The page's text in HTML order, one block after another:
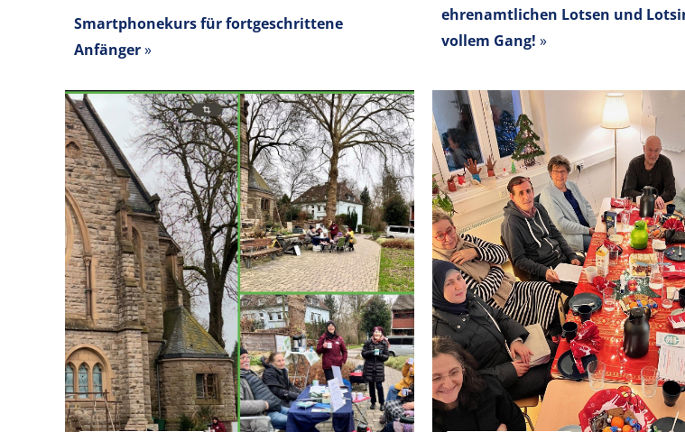
Smartphonekurs für fortgeschrittene
Anfänger»
ehrenamtlichen Lotsen und
vollem Gang! »